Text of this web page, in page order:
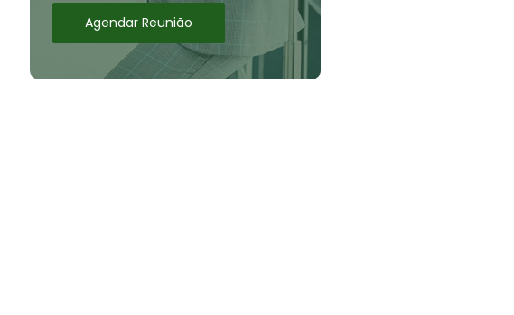
Agendar Reunião